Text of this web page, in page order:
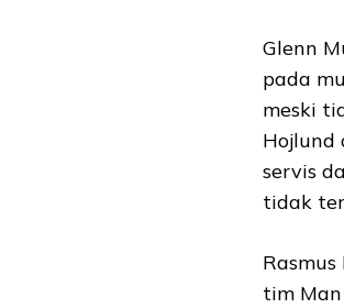
Glenn
pada
meski
Hojlund
servis
tidak
tim